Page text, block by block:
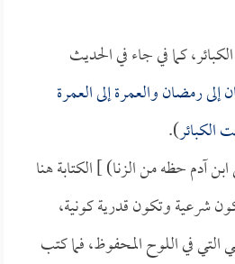
كما في جاء في الحديث
إلى رمضان والعمرة إلى العمرة
الكبائر).
آدم حظه من الزنا) ] الكتابة هنا
شرعية وتكون قدرية كونية،
التي في اللوح المحفوظ، فما كتب